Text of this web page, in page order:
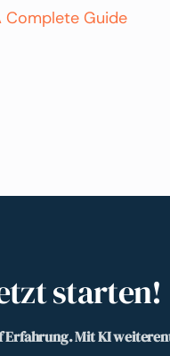
Complete Guide
starten!
Erfahrung. Mit KI